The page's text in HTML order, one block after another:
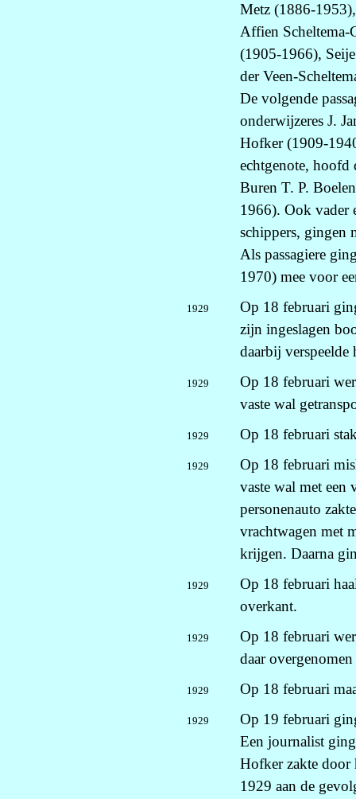
Metz (1886-
Affien Scheltema-
(1905-1966),
der Veen-
De volgende
onderwijzeres J.
Hofker (1909-
echtgenote, hoofd
Buren T. P.
1966). Ook vader
schippers, gingen
Als passagiere
1970) mee voor
1929
Op 18 februari
zijn ingeslagen
daarbij verspeelde
1929
Op 18 februari
vaste wal
1929 Op 18 februari
1929
Op 18 februari
vaste wal met
personenauto
vrachtwagen met
krijgen. Daarna
1929
Op 18 februari
overkant.
1929
Op 18 februari
daar
1929 Op 18 februari
1929
Op 19 februari
Een journalist
Hofker zakte door
1929 aan de